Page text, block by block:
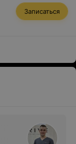
Записаться